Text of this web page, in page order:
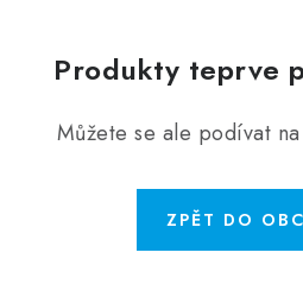
Doprava a platba
Kontakty
Produkty teprve
Můžete se ale podívat
ZPĚT DO